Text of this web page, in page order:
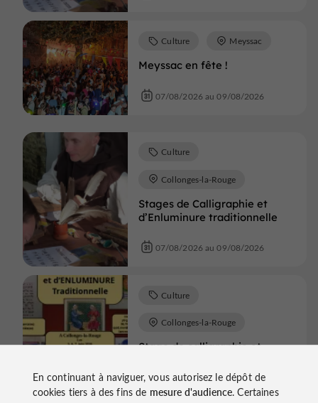
Meyssac en fête !
Culture Meyssac
07/08/2026 au 09/08/2026
Stages de Calligraphie et
d’Enluminure traditionnelle
Culture
Collonges-la-Rouge
07/08/2026 au 09/08/2026
Stage de calligraphie et
Culture
Collonges-la-Rouge
07/08/2026 au 09/08/2026
En continuant à naviguer, vous autorisez le dépôt de
cookies tiers à des fins de mesure d'audience. Certaines